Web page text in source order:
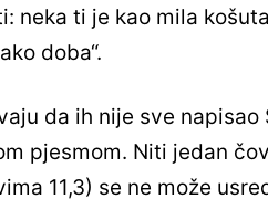
neka ti je kao mila
doba“.
da ih nije sve
pjesmom. Niti jedan
11,3) se ne može